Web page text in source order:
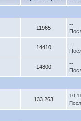
11965
--
14410
--
14800
--
133 263